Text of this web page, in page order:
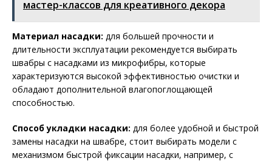
мастер-классов для креативного декора
Материал насадки: для большей прочности и
длительности эксплуатации рекомендуется выбирать
швабры с насадками из микрофибры, которые
характеризуются высокой эффективностью очистки и
обладают дополнительной влагопоглощающей
способностью.
Способ укладки насадки: для более удобной и быстрой
замены насадки на швабре, стоит выбирать модели с
механизмом быстрой фиксации насадки, например, с